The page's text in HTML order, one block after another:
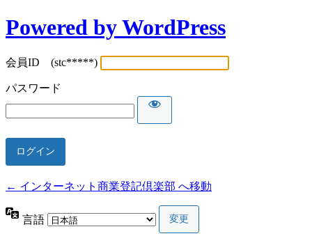
Powered by WordPress
会員ID (stc*****)
パスワード
← インターネット商業登記倶楽部 へ移動
言語